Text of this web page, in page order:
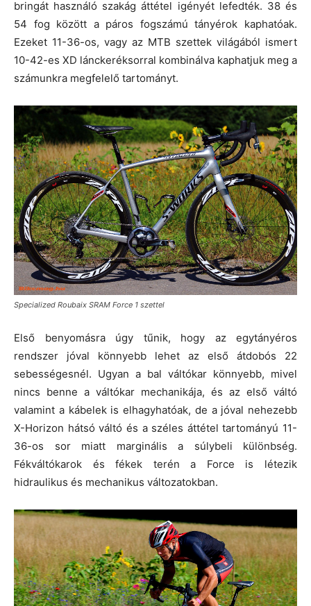
bringát használó szakág áttétel igényét lefedték. 38 és
54 fog között a páros fogszámú tányérok kaphatóak.
Ezeket 11-36-os, vagy az MTB szettek világából ismert
10-42-es XD lánckeréksorral kombinálva kaphatjuk meg a
számunkra megfelelő tartományt.
Specialized Roubaix SRAM Force 1 szettel
Első benyomásra úgy tűnik, hogy az egytányéros
rendszer jóval könnyebb lehet az első átdobós 22
sebességesnél. Ugyan a bal váltókar könnyebb, mivel
nincs benne a váltókar mechanikája, és az első váltó
valamint a kábelek is elhagyhatóak, de a jóval nehezebb
X-Horizon hátsó váltó és a széles áttétel tartományú 11-
36-os sor miatt marginális a súlybeli különbség.
Fékváltókarok és fékek terén a Force is létezik
hidraulikus és mechanikus változatokban.